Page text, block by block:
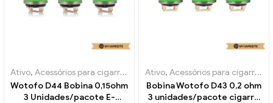
Ativo, Acessórios para cigarros eletrônicos
Wotofo D44 Bobina 0,15ohm
3 Unidades/pacote E-
Ativo, Acessórios para cigarros eletrônicos
Bobina Wotofo D43 0,2 ohm
3 unidades/pacote cigarro